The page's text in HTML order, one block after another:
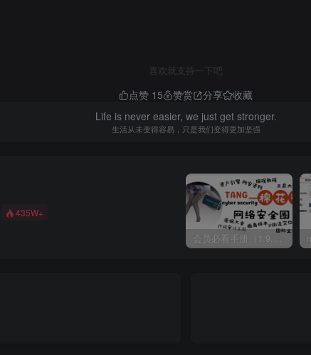
喜欢就支持一下吧
点赞 15 赞赏 分享
收藏
Life is never easier, we just get stronger.
生活从未变得容易，只是我们变得更加坚强
435W+
会员必看手册（1.9.0版本 26.4.5更新）